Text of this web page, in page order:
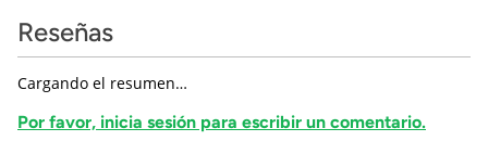
Reseñas
Cargando el resumen…
Por favor, inicia sesión para escribir un comentario.